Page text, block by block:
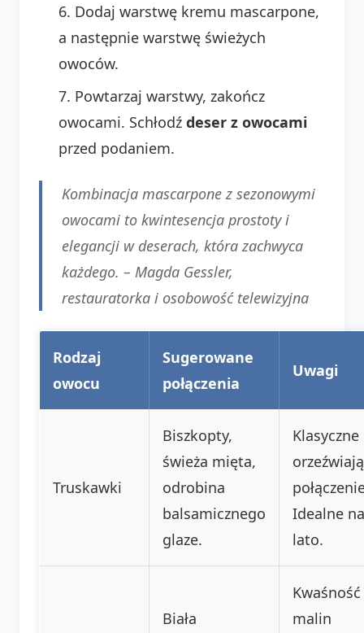
Dodaj warstwę kremu mascarpone,
a następnie warstwę świeżych
owoców.
Powtarzaj warstwy, zakończ
owocami. Schłodź deser z owocami
przed podaniem.
Kombinacja mascarpone z sezonowymi
owocami to kwintesencja prostoty i
elegancji w deserach, która zachwyca
każdego. – Magda Gessler,
restauratorka i osobowość telewizyjna
Rodzaj
owocu
Sugerowane
połączenia
Uwagi
Truskawki
Biszkopty,
świeża mięta,
odrobina
balsamicznego
glaze.
Klasyczne
Idealne na
lato.
Biała
Kwaśność
malin